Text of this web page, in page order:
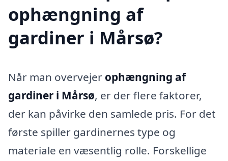
ophængning af
gardiner i Mårsø?
Når man overvejer ophængning af
gardiner i Mårsø, er der flere faktorer,
der kan påvirke den samlede pris. For det
første spiller gardinernes type og
materiale en væsentlig rolle. Forskellige